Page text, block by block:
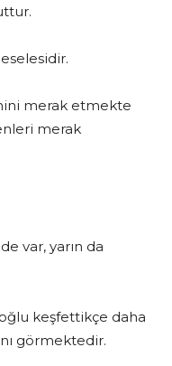
merak etmekte
merak
var, yarın da
keşfettikçe daha
görmektedir.